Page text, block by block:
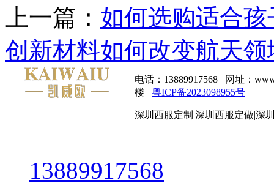
上一篇： 如何选购适合
创新材料如何改变航天领
电话：13889917568 网址：
楼 粤ICP备2023098955号
深圳西服定制|深圳西服定做|深
13889917568